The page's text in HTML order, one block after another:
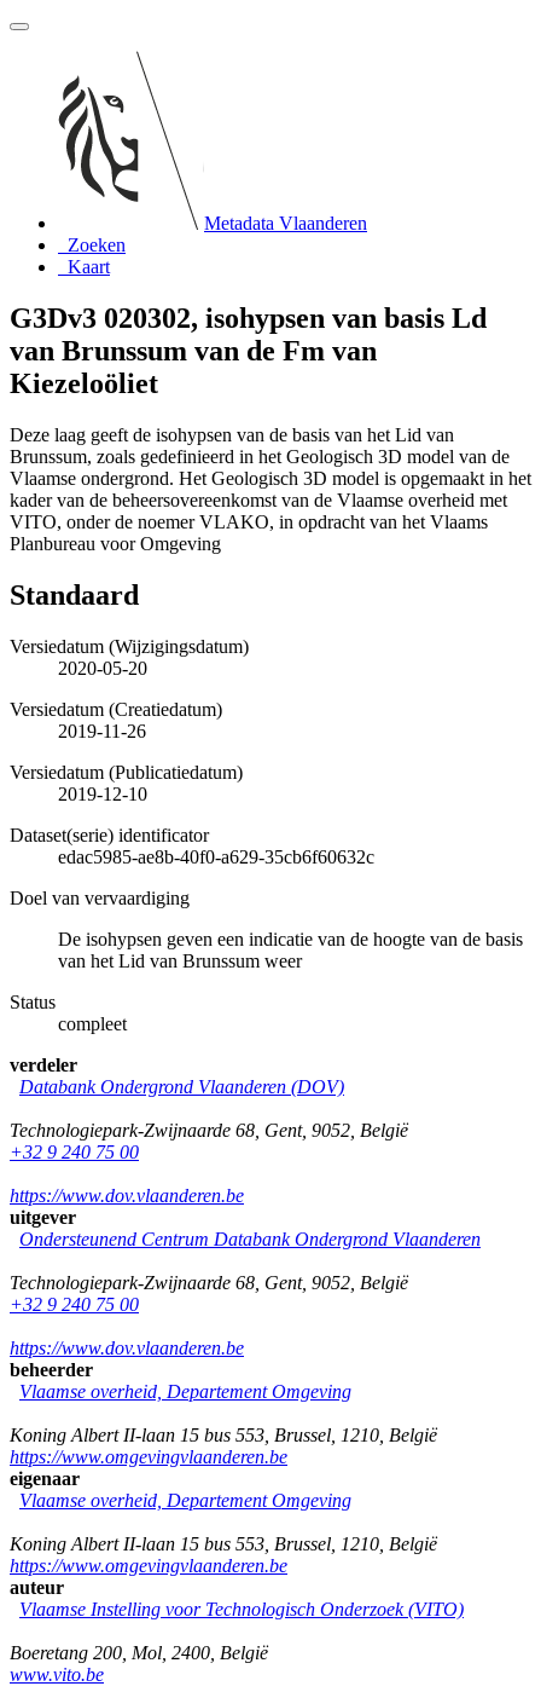
Metadata Vlaanderen
Zoeken
Kaart
G3Dv3 020302, isohypsen van basis Ld
van Brunssum van de Fm van
Kiezeloöliet
Deze laag geeft de isohypsen van de basis van het Lid van
Brunssum, zoals gedefinieerd in het Geologisch 3D model van de
Vlaamse ondergrond. Het Geologisch 3D model is opgemaakt in het
kader van de beheersovereenkomst van de Vlaamse overheid met
VITO, onder de noemer VLAKO, in opdracht van het Vlaams
Planbureau voor Omgeving
Standaard
Versiedatum (Wijzigingsdatum)
2020-05-20
Versiedatum (Creatiedatum)
2019-11-26
Versiedatum (Publicatiedatum)
2019-12-10
Dataset(serie) identificator
edac5985-ae8b-40f0-a629-35cb6f60632c
Doel van vervaardiging
De isohypsen geven een indicatie van de hoogte van de basis
van het Lid van Brunssum weer
Status
compleet
verdeler
Databank Ondergrond Vlaanderen (DOV)
Technologiepark-Zwijnaarde 68 Gent, 9052 België
+32 9 240 75 00
https://www.dov.vlaanderen.be
uitgever
Ondersteunend Centrum Databank Ondergrond Vlaanderen
Technologiepark-Zwijnaarde 68 Gent, 9052 België
+32 9 240 75 00
https://www.dov.vlaanderen.be
beheerder
Vlaamse overheid, Departement Omgeving
Koning Albert II-laan 15 bus 553 Brussel 1210 België
https://www.omgevingvlaanderen.be
eigenaar
Vlaamse overheid, Departement Omgeving
Koning Albert II-laan 15 bus 553 Brussel 1210 België
https://www.omgevingvlaanderen.be
auteur
Vlaamse Instelling voor Technologisch Onderzoek (VITO)
Boeretang 200 Mol 2400 België
www.vito.be